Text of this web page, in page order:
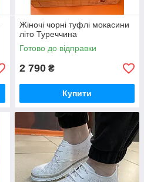
Жіночі чорні туфлі мокасини
літо Туреччина
Готово до відправки
2 790 ₴
Купити